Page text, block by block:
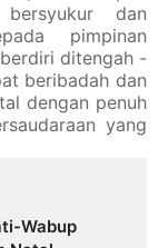
dan
pimpinan
ditengah -
beribadah dan
dengan penuh
yang
Wabup